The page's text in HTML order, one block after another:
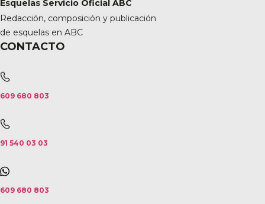
Esquelas Servicio Oficial ABC
Redacción, composición y publicación
de esquelas en ABC
CONTACTO
609 680 803
91 540 03 03
609 680 803